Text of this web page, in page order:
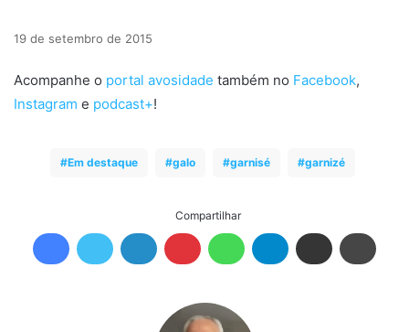
19 de setembro de 2015
Acompanhe o portal avosidade também no Facebook,
Instagram e podcast+!
Em destaque galo garnisé garnizé
Compartilhar